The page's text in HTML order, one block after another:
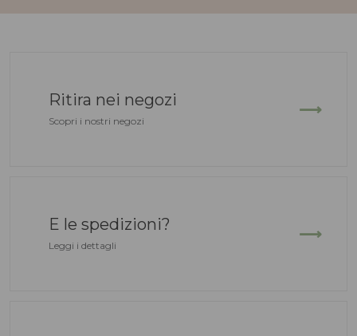
Ritira nei negozi
Scopri i nostri negozi
E le spedizioni?
Leggi i dettagli